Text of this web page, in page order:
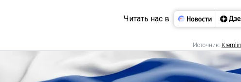
Читать нас в
Источник: